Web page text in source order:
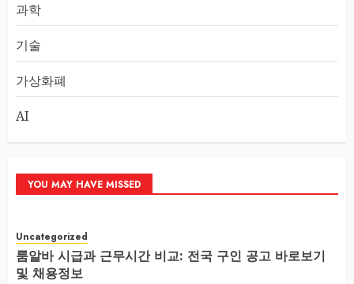
과학
기술
가상화폐
AI
YOU MAY HAVE MISSED
Uncategorized
룸알바 시급과 근무시간 비교: 전국 구인 공고 바로보기
및 채용정보